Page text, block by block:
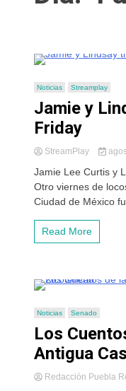
Noticias Streamplay
Jamie y
Friday
StreamPlay
Jamie Lee Curtis y
Otro viernes de
Ciudad de México
Read More
Noticias Senado
Los
Antigua
Redacción Puebla